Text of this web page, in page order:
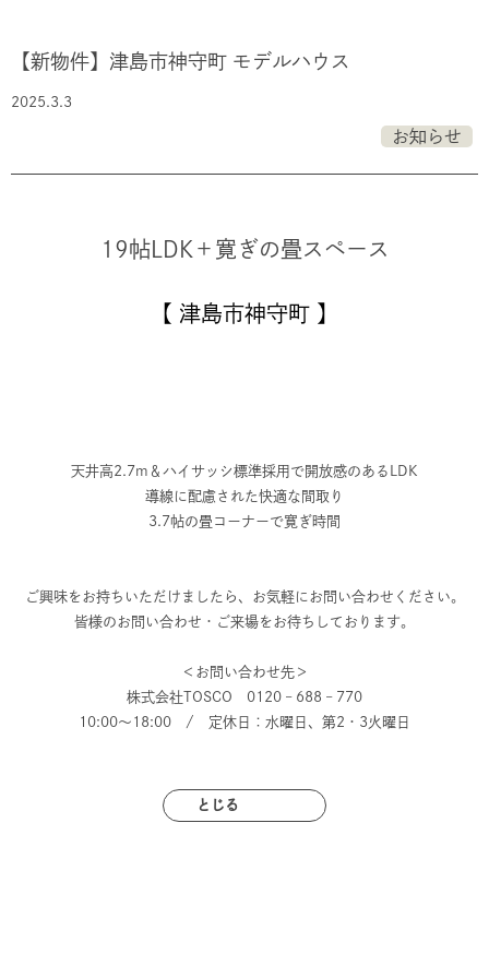
【新物件】津島市神守町 モデルハウス
2025.3.3
お知らせ
19帖LDK＋寛ぎの畳スペース
【 津島市神守町 】
天井高2.7m＆ハイサッシ標準採用で開放感のあるLDK
導線に配慮された快適な間取り
3.7帖の畳コーナーで寛ぎ時間
ご興味をお持ちいただけましたら、お気軽にお問い合わせください。
皆様のお問い合わせ・ご来場をお待ちしております。
＜お問い合わせ先＞
株式会社TOSCO 0120 – 688 – 770
10:00～18:00 / 定休日：水曜日、第2・3火曜日